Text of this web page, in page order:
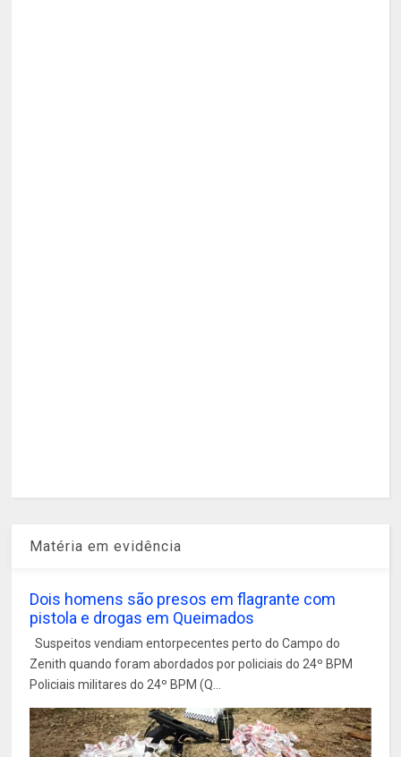
Matéria em evidência
Dois homens são presos em flagrante com
pistola e drogas em Queimados
Suspeitos vendiam entorpecentes perto do Campo do
Zenith quando foram abordados por policiais do 24º BPM
Policiais militares do 24º BPM (Q...